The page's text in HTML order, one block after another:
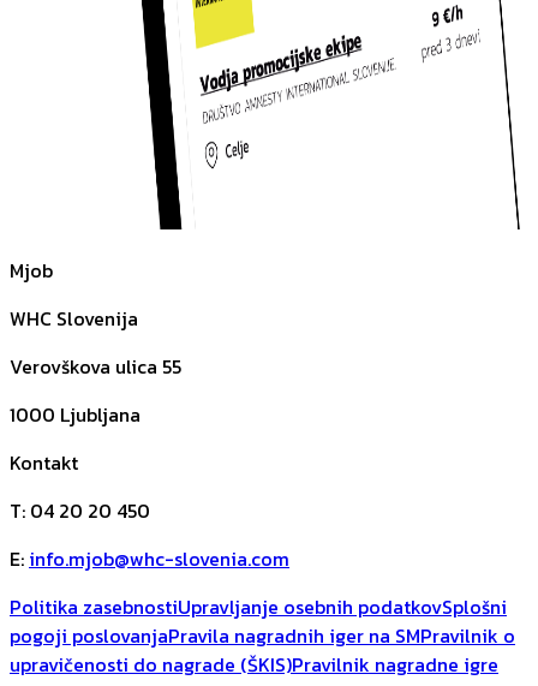
Mjob
WHC Slovenija
Verovškova ulica 55
1000 Ljubljana
Kontakt
T: 04 20 20 450
E: info.mjob@whc-slovenia.com
Politika zasebnostiUpravljanje osebnih podatkovSplošni
pogoji poslovanjaPravila nagradnih iger na SMPravilnik o
upravičenosti do nagrade (ŠKIS)Pravilnik nagradne igre